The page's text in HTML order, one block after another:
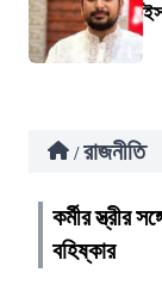
/ রাজনীতি
কর্মীর স্ত্রীর
বহিষ্কার